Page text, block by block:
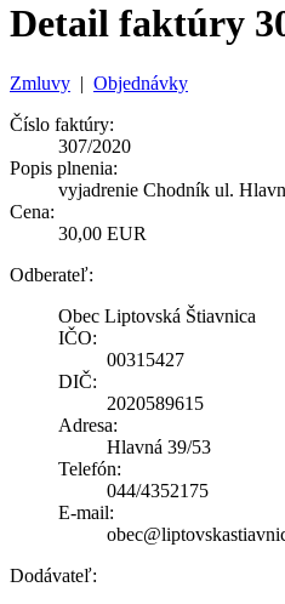
Detail faktúry
Zmluvy | Objednávky
Číslo faktúry:
307/2020
Popis plnenia:
vyjadrenie Chodník ul.
Cena:
30,00 EUR
Odberateľ:
Obec Liptovská Štiavnica
IČO:
00315427
DIČ:
2020589615
Adresa:
Hlavná 39/53
Telefón:
044/4352175
E-mail:
Dodávateľ: